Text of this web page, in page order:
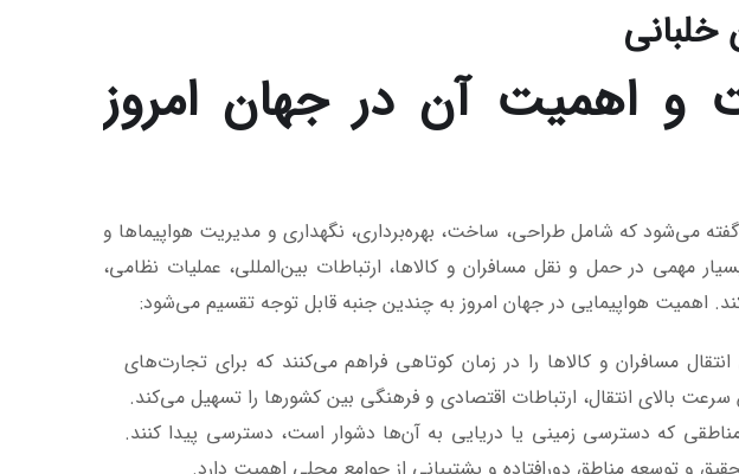
و اهمیت آن در جهان امروز
می‌شود که شامل طراحی، ساخت، بهره‌برداری، نگهداری و مدیریت هواپیماها و
مهمی در حمل و نقل مسافران و کالاها، ارتباطات بین‌المللی، عملیات نظامی،
اهمیت هواپیمایی در جهان امروز به چندین جنبه قابل توجه تقسیم می‌شود:
انتقال مسافران و کالاها را در زمان کوتاهی فراهم می‌کنند که برای تجارت‌های
بالای انتقال، ارتباطات اقتصادی و فرهنگی بین کشورها را تسهیل می‌کند.
مناطقی که دسترسی زمینی یا دریایی به آن‌ها دشوار است، دسترسی پیدا کنند.